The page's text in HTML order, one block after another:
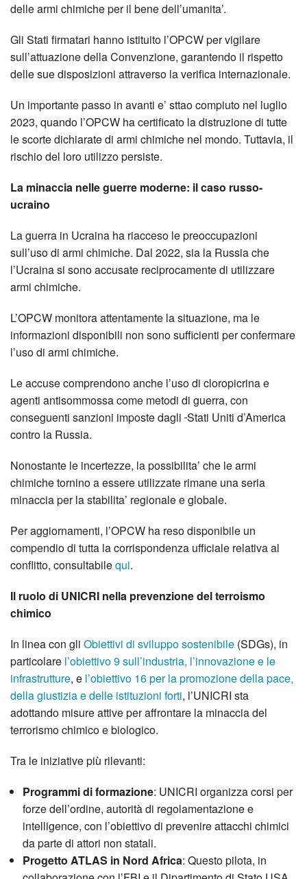
delle armi chimiche per il bene dell’umanita’.
Gli Stati firmatari hanno istituito l’OPCW per vigilare
sull’attuazione della Convenzione, garantendo il rispetto
delle sue disposizioni attraverso la verifica internazionale.
Un importante passo in avanti e’ sttao compiuto nel luglio
2023, quando l’OPCW ha certificato la distruzione di tutte
le scorte dichiarate di armi chimiche nel mondo. Tuttavia, il
rischio del loro utilizzo persiste.
La minaccia nelle guerre moderne: il caso russo-
ucraino
La guerra in Ucraina ha riacceso le preoccupazioni
sull’uso di armi chimiche. Dal 2022, sia la Russia che
l’Ucraina si sono accusate reciprocamente di utilizzare
armi chimiche.
L’OPCW monitora attentamente la situazione, ma le
informazioni disponibili non sono sufficienti per confermare
l’uso di armi chimiche.
Le accuse comprendono anche l’uso di cloropicrina e
agenti antisommossa come metodi di guerra, con
conseguenti sanzioni imposte dagli Stati Uniti d’America
contro la Russia.
Nonostante le incertezze, la possibilita’ che le armi
chimiche tornino a essere utilizzate rimane una seria
minaccia per la stabilita’ regionale e globale.
Per aggiornamenti, l’OPCW ha reso disponibile un
compendio di tutta la corrispondenza ufficiale relativa al
conflitto, consultabilequi.
Il ruolo di UNICRI nella prevenzione del terroismo
chimico
In linea con gli Obiettivi di sviluppo sostenibile (SDGs), in
particolare l’obiettivo 9 sull’industria, l’innovazione e le
infrastrutture, e l’obiettivo 16 per la promozione della pace,
della giustizia e delle istituzioni forti, l’UNICRI sta
adottando misure attive per affrontare la minaccia del
terrorismo chimico e biologico.
Tra le iniziative più rilevanti:
Programmi di formazione: UNICRI organizza corsi per
forze dell’ordine, autorità di regolamentazione e
intelligence, con l’obiettivo di prevenire attacchi chimici
da parte di attori non statali.
Progetto ATLAS in Nord Africa: Questo pilota, in